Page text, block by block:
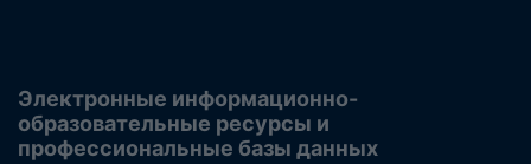
Электронные информационно-
образовательные ресурсы и
профессиональные базы данных